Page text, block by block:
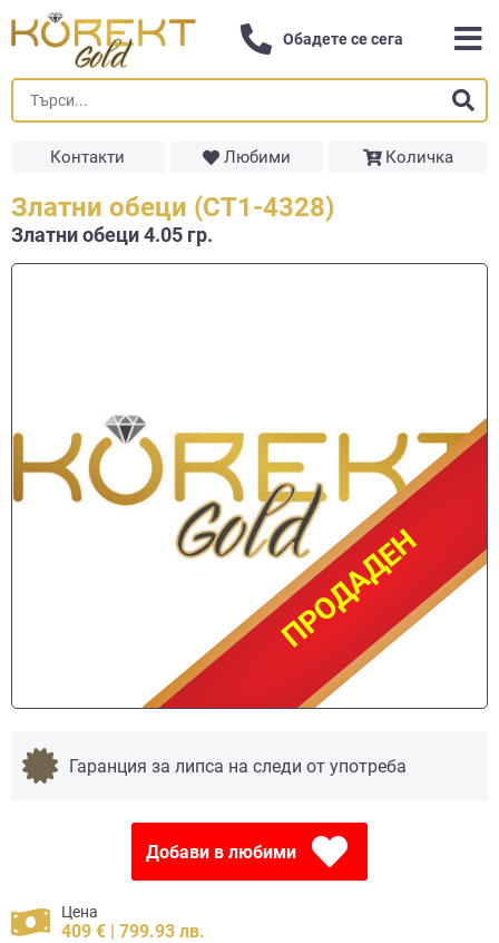
Обадете се сега
Контакти Любими Количка
Златни обеци (СТ1-4328)
Златни обеци 4.05 гр.
ПРОДАДЕН
ПРОДАДЕН
Гаранция за липса на следи от употреба
Добави в любими
Цена
409 € | 799.93 лв.